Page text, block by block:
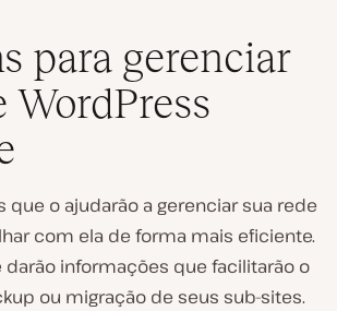
para gerenciar
WordPress
que o ajudarão a gerenciar sua rede
com ela de forma mais eficiente.
darão informações que facilitarão o
ou migração de seus sub-sites.